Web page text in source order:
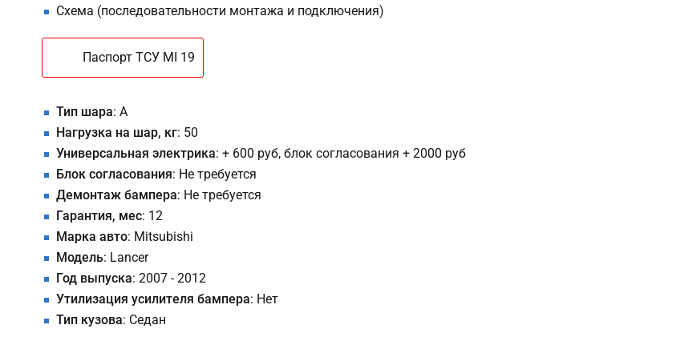
Схема (последовательности монтажа и подключения)
Паспорт ТСУ MI 19
Тип шара: A
Нагрузка на шар, кг: 50
Универсальная электрика: + 600 руб, блок согласования + 2000 руб
Блок согласования: Не требуется
Демонтаж бампера: Не требуется
Гарантия, мес: 12
Марка авто: Mitsubishi
Модель: Lancer
Год выпуска: 2007 - 2012
Утилизация усилителя бампера: Нет
Тип кузова: Седан